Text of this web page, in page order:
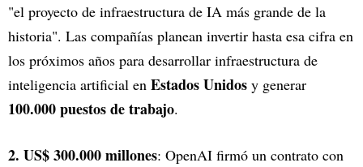
"el proyecto de infraestructura de IA más grande de la
historia". Las compañías planean invertir hasta esa cifra en
los próximos años para desarrollar infraestructura de
inteligencia artificial en Estados Unidos y generar
100.000 puestos de trabajo.
2. US$ 300.000 millones: OpenAI firmó un contrato con